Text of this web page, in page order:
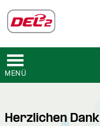
MENÜ
Herzlichen Dank